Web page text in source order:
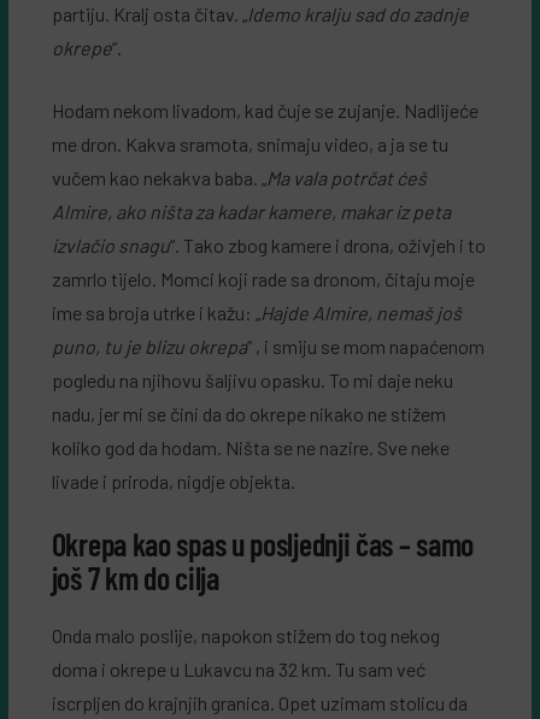
partiju. Kralj osta čitav. „
Idemo kralju sad do zadnje
okrepe“.
Hodam nekom livadom, kad čuje se zujanje. Nadlijeće
me dron. Kakva sramota, snimaju video, a ja se tu
vučem kao nekakva baba. „
Ma vala potrčat ćeš
Almire, ako ništa za kadar kamere, makar iz peta
izvlačio snagu“. Tako zbog kamere i drona, oživjeh i to
zamrlo tijelo. Momci koji rade sa dronom, čitaju moje
ime sa broja utrke i kažu: „ Hajde Almire, nemaš još
puno, tu je blizu okrepa“ , i smiju se mom napaćenom
pogledu na njihovu šaljivu opasku. To mi daje neku
nadu, jer mi se čini da do okrepe nikako ne stižem
koliko god da hodam. Ništa se ne nazire. Sve neke
livade i priroda, nigdje objekta.
Okrepa kao spas u posljednji čas – samo
još 7 km do cilja
Onda malo poslije, napokon stižem do tog nekog
doma i okrepe u Lukavcu na 32 km. Tu sam već
iscrpljen do krajnjih granica. Opet uzimam stolicu da